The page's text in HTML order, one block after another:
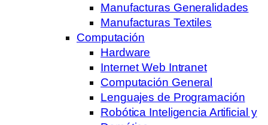
Manufacturas Generalidades
Manufacturas Textiles
Computación
Hardware
Internet Web Intranet
Computación General
Lenguajes de Programación
Robótica Inteligencia Artificial y